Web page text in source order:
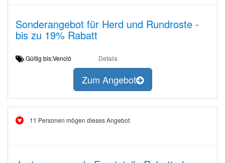
Sonderangebot für Herd und Rundroste -
bis zu 19% Rabatt
Gültig bis:Venció Details
Zum Angebot
11 Personen mögen dieses Angebot